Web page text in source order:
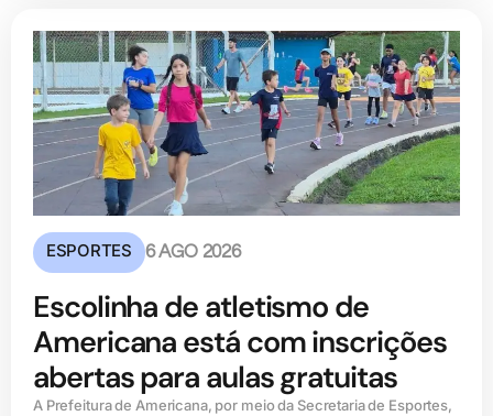
ESPORTES 6 AGO 2026
Escolinha de atletismo de
Americana está com inscrições
abertas para aulas gratuitas
A Prefeitura de Americana, por meio da Secretaria de Esportes,